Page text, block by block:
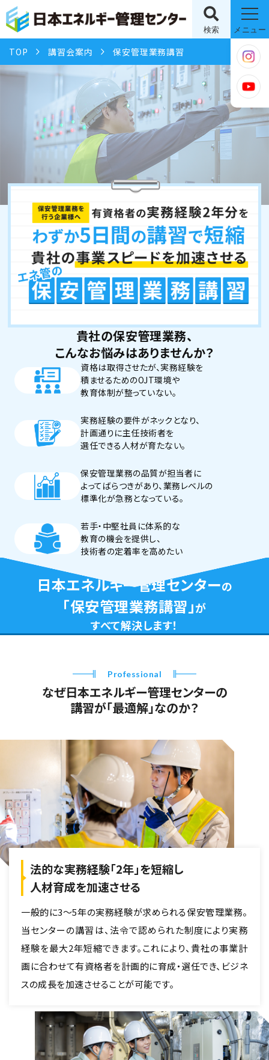
検索 メニュー
TOP 講習会案内 保安管理業務講習
貴社の保安管理業務、
こんなお悩みはありませんか？
資格は取得させたが、実務経験を
積ませるためのOJT環境や
教育体制が整っていない。
実務経験の要件がネックとなり、
計画通りに主任技術者を
選任できる人材が育たない。
保安管理業務の品質が担当者に
よってばらつきがあり、業務レベルの
標準化が急務となっている。
若手・中堅社員に体系的な
教育の機会を提供し、
技術者の定着率を高めたい
日本エネルギー管理センターの
「保安管理業務講習」が
すべて解決します！
Professional
なぜ日本エネルギー管理センターの
講習が「最適解」なのか？
法的な実務経験「2年」を短縮し
人材育成を加速させる
一般的に3〜5年の実務経験が求められる保安管理業務。
当センターの講習は、法令で認められた制度により実務
経験を最大2年短縮できます。これにより、貴社の事業計
画に合わせて有資格者を計画的に育成・選任でき、ビジネ
スの成長を加速させることが可能です。